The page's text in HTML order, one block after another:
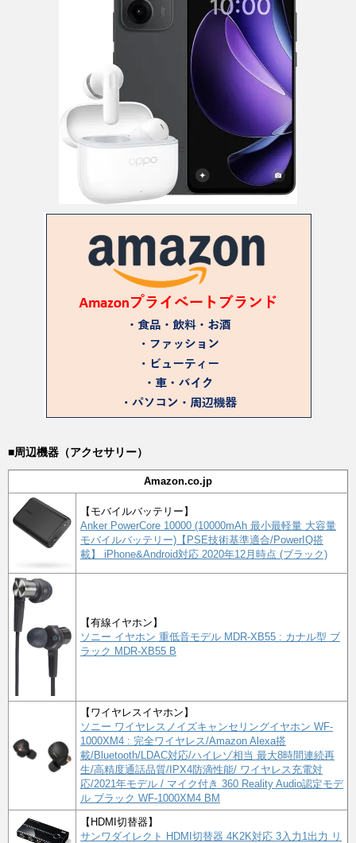
■周辺機器（アクセサリー）
Amazon.co.jp
【モバイルバッテリー】
Anker PowerCore 10000 (10000mAh 最小最軽量 大容量
モバイルバッテリー)【PSE技術基準適合/PowerIQ搭
載】 iPhone&Android対応 2020年12月時点 (ブラック)
【有線イヤホン】
ソニー イヤホン 重低音モデル MDR-XB55 : カナル型 ブ
ラック MDR-XB55 B
【ワイヤレスイヤホン】
ソニー ワイヤレスノイズキャンセリングイヤホン WF-
1000XM4 : 完全ワイヤレス/Amazon Alexa搭
載/Bluetooth/LDAC対応/ハイレゾ相当 最大8時間連続再
生/高精度通話品質/IPX4防滴性能/ ワイヤレス充電対
応/2021年モデル / マイク付き 360 Reality Audio認定モデ
ル ブラック WF-1000XM4 BM
【HDMI切替器】
サンワダイレクト HDMI切替器 4K2K対応 3入力1出力 リ